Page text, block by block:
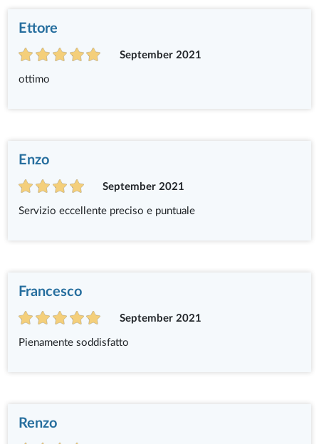
Ettore
September 2021
ottimo
Enzo
September 2021
Servizio eccellente preciso e puntuale
Francesco
September 2021
Pienamente soddisfatto
Renzo